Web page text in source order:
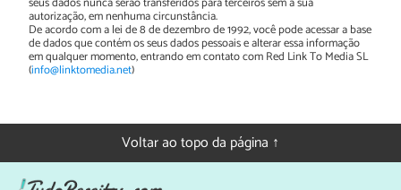
autorização, em nenhuma circunstância.
De acordo com a lei de 8 de dezembro de 1992, você pode acessar a base
de dados que contém os seus dados pessoais e alterar essa informação
em qualquer momento, entrando em contato com Red Link To Media SL
(info@linktomedia.net)
Voltar ao topo da página ↑